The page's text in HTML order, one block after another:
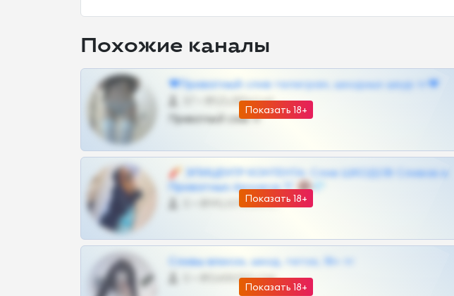
Похожие каналы
Показать 18+
❤Приватный слив телеграм, шкодных шкур тг❤
@SZu3ll3sCatt_bot
Приватный слив тг
Показать 18+
🧨 ЭПИЦЕНТР КОНТЕНТА: Слив ШКОДОВ Сливов и
Приватных Архивов ТГ 🔞💎
@MILKPRIVATES39BOT
Показать 18+
Сливы вписок, шкод, теток, 18+ тг
@DARK15FLOWSBOT